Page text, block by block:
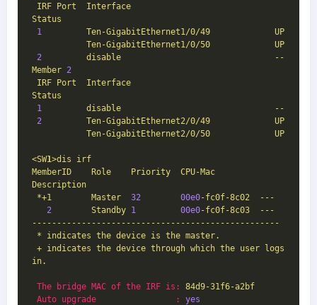
IRF Port
Interface
Status
1
Ten-GigabitEthernet1/0/49
UP
Ten-GigabitEthernet1/0/50
UP
2
disable
--
Member 2
IRF Port
Interface
Status
1
disable
--
2
Ten-GigabitEthernet2/0/49
UP
Ten-GigabitEthernet2/0/50
UP
<SW1>dis
irf
MemberID
Role Priority
CPU-Mac
Description
*+1
Master 32 00e0-fc0f-8c02
---
2
Standby 1 00e0-fc0f-8c03
---
--------------------------------------------------
*
indicates the device is the master.
+ indicates the device through which the user logs
in.
The bridge MAC of the IRF is:
84d9-31f6-a2bf
Auto upgrade                :
yes